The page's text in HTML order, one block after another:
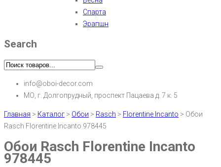
Спарта
Эрапшн
Search
info@oboi-decor.com
МО, г. Долгопрудный, проспект Пацаева д. 7 к. 5
Главная > Каталог > Обои > Rasch > Florentine Incanto > Обои
Rasch Florentine Incanto 978445
Обои Rasch Florentine Incanto
978445